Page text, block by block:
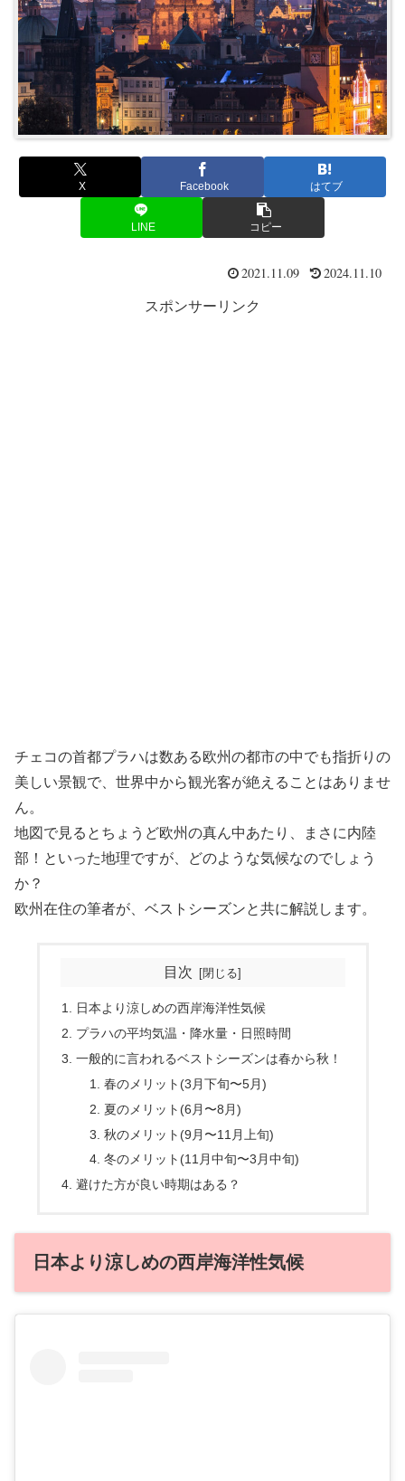
X Facebook はてブ
LINE コピー
2021.11.09 2024.11.10
スポンサーリンク
チェコの首都プラハは数ある欧州の都市の中でも指折りの
美しい景観で、世界中から観光客が絶えることはありませ
ん。
地図で見るとちょうど欧州の真ん中あたり、まさに内陸
部！といった地理ですが、どのような気候なのでしょう
か？
欧州在住の筆者が、ベストシーズンと共に解説します。
目次
日本より涼しめの西岸海洋性気候
プラハの平均気温・降水量・日照時間
一般的に言われるベストシーズンは春から秋！
春のメリット(3月下旬〜5月)
夏のメリット(6月〜8月)
秋のメリット(9月〜11月上旬)
冬のメリット(11月中旬〜3月中旬)
避けた方が良い時期はある？
日本より涼しめの西岸海洋性気候